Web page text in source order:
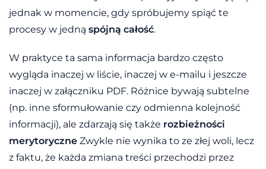
jednak w momencie, gdy spróbujemy spiąć te
procesy w jedną spójną całość.
W praktyce ta sama informacja bardzo często
wygląda inaczej w liście, inaczej w e-mailu i jeszcze
inaczej w załączniku PDF. Różnice bywają subtelne
(np. inne sformułowanie czy odmienna kolejność
informacji), ale zdarzają się także rozbieżności
merytoryczne Zwykle nie wynika to ze złej woli, lecz
z faktu, że każda zmiana treści przechodzi przez